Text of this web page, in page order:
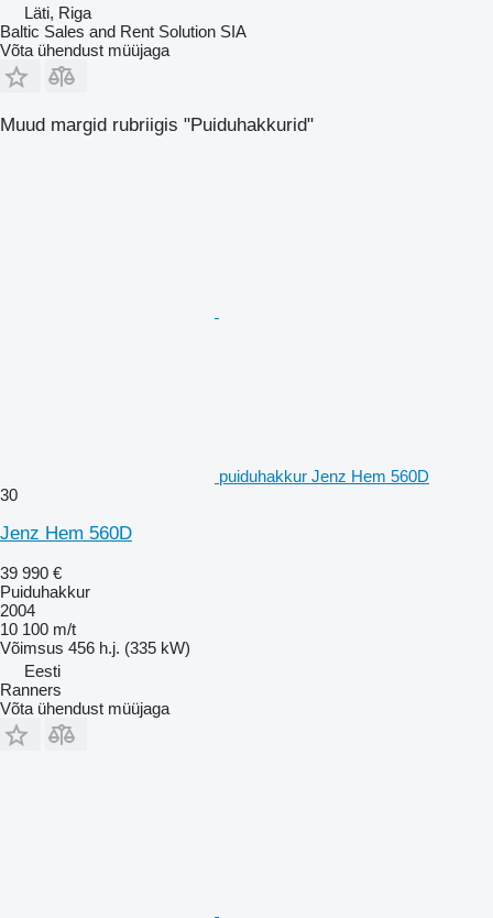
Läti, Riga
Baltic Sales and Rent Solution SIA
Võta ühendust müüjaga
Muud margid rubriigis "Puiduhakkurid"
puiduhakkur Jenz Hem 560D
30
Jenz Hem 560D
39 990 €
Puiduhakkur
2004
10 100 m/t
Võimsus 456 h.j. (335 kW)
Eesti
Ranners
Võta ühendust müüjaga